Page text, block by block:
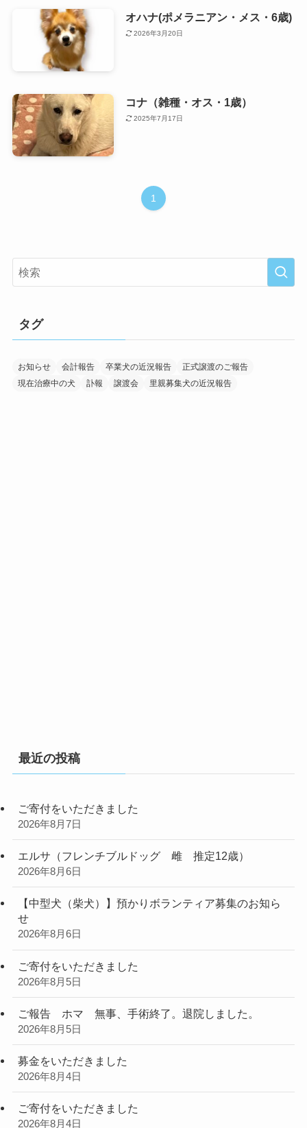
オハナ(ポメラニアン・メス・6歳)
2026年3月20日
コナ（雑種・オス・1歳）
2025年7月17日
1
タグ
お知らせ 会計報告 卒業犬の近況報告
正式譲渡のご報告
現在治療中の犬
訃報 譲渡会 里親募集犬の近況報告
最近の投稿
ご寄付をいただきました
2026年8月7日
エルサ（フレンチブルドッグ 雌 推定12歳）
2026年8月6日
【中型犬（柴犬）】預かりボランティア募集のお知ら
せ
2026年8月6日
ご寄付をいただきました
2026年8月5日
ご報告 ホマ 無事、手術終了。退院しました。
2026年8月5日
募金をいただきました
2026年8月4日
ご寄付をいただきました
2026年8月4日